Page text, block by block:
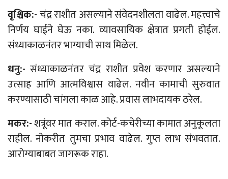
वृश्चिक:-चंद्र राशीत असल्याने संवेदनशीलता वाढेल. महत्त्वाचे
निर्णय घाईने घेऊ नका. व्यावसायिक क्षेत्रात प्रगती होईल.
संध्याकाळनंतर भाग्याची साथ मिळेल.
धनु:- संध्याकाळनंतर चंद्र राशीत प्रवेश करणार असल्याने
उत्साह आणि आत्मविश्वास वाढेल. नवीन कामाची सुरुवात
करण्यासाठी चांगला काळ आहे. प्रवास लाभदायक ठरेल.
मकर:-शत्रूंवर मात कराल. कोर्ट-कचेरीच्या कामात अनुकूलता
राहील. नोकरीत तुमचा प्रभाव वाढेल. गुप्त लाभ संभवतात.
आरोग्याबाबत जागरूक राहा.